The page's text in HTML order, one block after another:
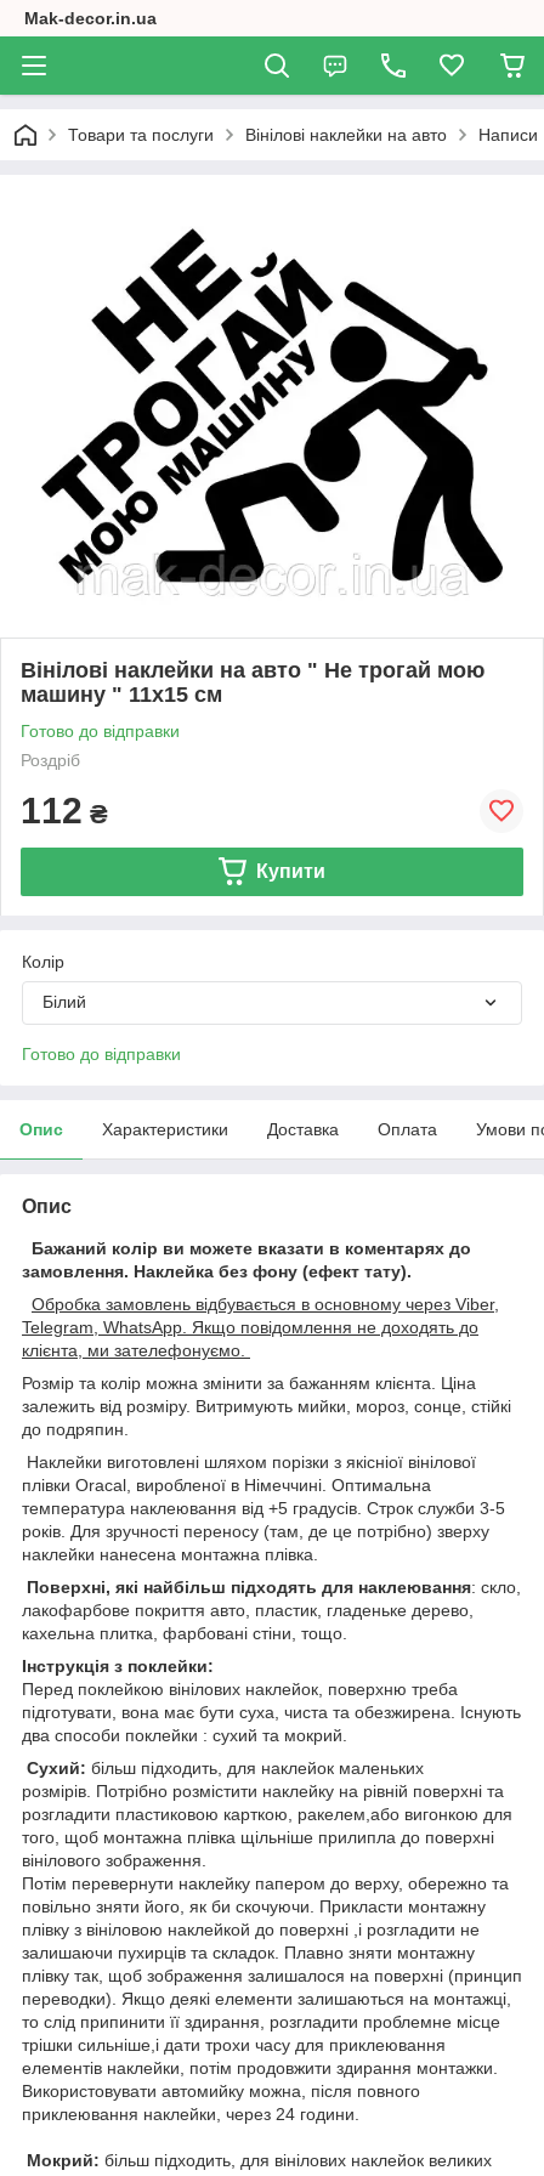
Mak-decor.in.ua
Товари та послуги Вінілові наклейки на авто Написи
Вінілові наклейки на авто " Не трогай мою
машину " 11х15 см
Готово до відправки
Роздріб
112 ₴
Купити
Колір
Білий
Готово до відправки
Опис Характеристики Доставка Оплата Умови
Опис
Бажаний колір ви можете вказати в коментарях до
замовлення. Наклейка без фону (ефект тату).
Обробка замовлень відбувається в основному через Viber,
Telegram, WhatsApp. Якщо повідомлення не доходять до
клієнта, ми зателефонуємо.
Розмір та колір можна змінити за бажанням клієнта. Ціна
залежить від розміру. Витримують мийки, мороз, сонце, стійкі
до подряпин.
Наклейки виготовлені шляхом порізки з якісніої вінілової
плівки Oracal, виробленої в Німеччині. Оптимальна
температура наклеювання від +5 градусів. Строк служби 3-5
років. Для зручності переносу (там, де це потрібно) зверху
наклейки нанесена монтажна плівка.
Поверхні, які найбільш підходять для наклеювання: скло,
лакофарбове покриття авто, пластик, гладеньке дерево,
кахельна плитка, фарбовані стіни, тощо.
Інструкція з поклейки:
Перед поклейкою вінілових наклейок, поверхню треба
підготувати, вона має бути суха, чиста та обезжирена. Існують
два способи поклейки : сухий та мокрий.
Сухий: більш підходить, для наклейок маленьких
розмірів. Потрібно розмістити наклейку на рівній поверхні та
розгладити пластиковою карткою, ракелем,або вигонкою для
того, щоб монтажна плівка щільніше прилипла до поверхні
вінілового зображення.
Потім перевернути наклейку папером до верху, обережно та
повільно зняти його, як би скочуючи. Прикласти монтажну
плівку з вініловою наклейкой до поверхні ,і розгладити не
залишаючи пухирців та складок. Плавно зняти монтажну
плівку так, щоб зображення залишалося на поверхні (принцип
переводки). Якщо деякі елементи залишаються на монтажці,
то слід припинити її здирання, розгладити проблемне місце
трішки сильніше,і дати трохи часу для приклеювання
елементів наклейки, потім продовжити здирання монтажки.
Використовувати автомийку можна, після повного
приклеювання наклейки, через 24 години.
Мокрий: більш підходить, для вінілових наклейок великих